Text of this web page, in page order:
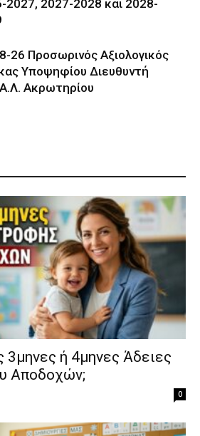
2027, 2027-2028 και 2028-
26 Προσωρινός Αξιολογικός
Υποψηφίου Διευθυντή
Ακρωτηρίου
3μηνες ή 4μηνες Άδειες
Αποδοχών;
0